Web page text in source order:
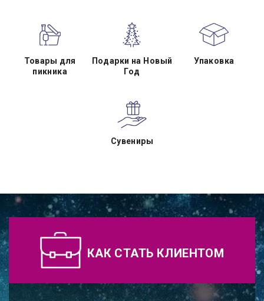
Товары для
пикника
Подарки на Новый
Год
Упаковка
Сувениры
КАК СТАТЬ КЛИЕНТОМ